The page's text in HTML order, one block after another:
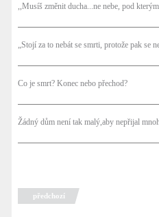
,,Musíš změnit ducha...ne nebe, pod
„Stojí za to nebát se smrti, protože pak se
Co je smrt? Konec nebo přechod?
Žádný dům není tak malý,aby nepřijal
předchozí